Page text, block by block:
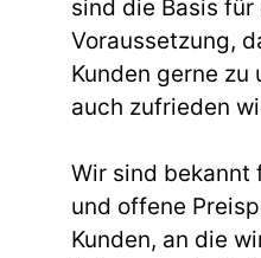
sind die Basis
Voraussetzung,
Kunden gerne zu
auch zufrieden
Wir sind bekannt
und offene
Kunden, an die